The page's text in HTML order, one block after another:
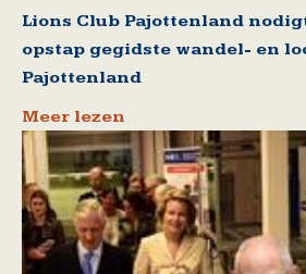
Lions Club Pajottenland
opstap gegidste wandel- en
Pajottenland
Meer lezen